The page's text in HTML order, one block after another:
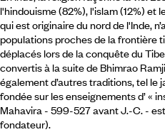
l'hindouisme (82%), l'islam (12%) et
qui est originaire du nord de l'Inde,
populations proches de la frontière
déplacés lors de la conquête du
convertis à la suite de Bhimrao
également d’autres traditions, tel
fondée sur les enseignements d’ «
Mahavira - 599-527 avant J.-C. -
fondateur).